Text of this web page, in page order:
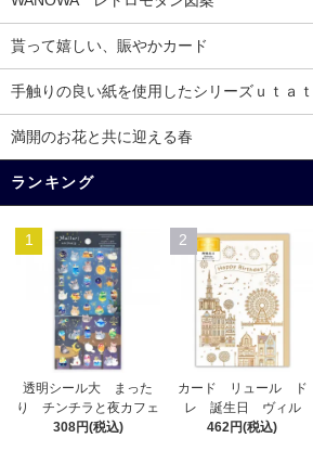
貰って嬉しい、賑やかカード
手触りの良い紙を使用したシリーズｕｔａ
満開のお花と共に迎える春
ランキング
1
透明シール大 まった
り チンチラと夜カフェ
308円(税込)
2
カード リュール ド
レ 誕生日 ヴィル
462円(税込)